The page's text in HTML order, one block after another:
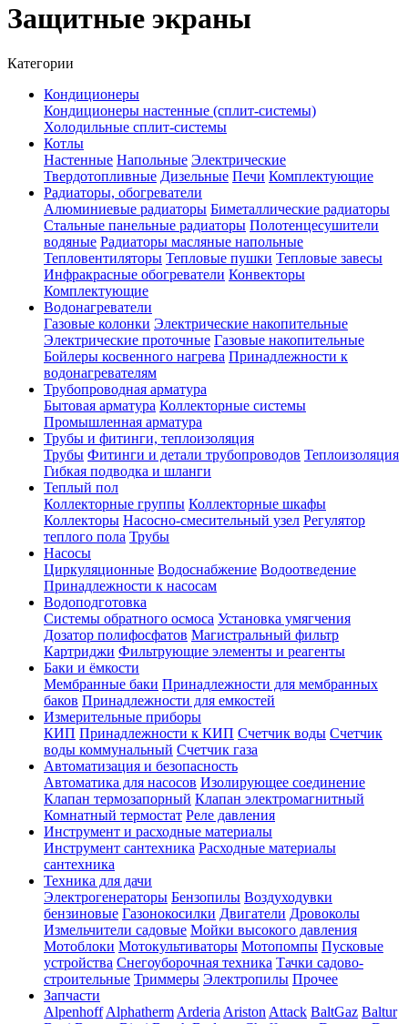
Защитные экраны
Категории
Кондиционеры
Кондиционеры настенные (сплит-системы)
Холодильные сплит-системы
Котлы
Настенные Напольные Электрические
Твердотопливные Дизельные Печи Комплектующие
Радиаторы, обогреватели
Алюминиевые радиаторы Биметаллические радиаторы
Стальные панельные радиаторы Полотенцесушители
водяные Радиаторы масляные напольные
Тепловентиляторы Тепловые пушки Тепловые завесы
Инфракрасные обогреватели Конвекторы
Комплектующие
Водонагреватели
Газовые колонки Электрические накопительные
Электрические проточные Газовые накопительные
Бойлеры косвенного нагрева Принадлежности к
водонагревателям
Трубопроводная арматура
Бытовая арматура Коллекторные системы
Промышленная арматура
Трубы и фитинги, теплоизоляция
Трубы Фитинги и детали трубопроводов Теплоизоляция
Гибкая подводка и шланги
Теплый пол
Коллекторные группы Коллекторные шкафы
Коллекторы Насосно-смесительный узел Регулятор
теплого пола Трубы
Насосы
Циркуляционные Водоснабжение Водоотведение
Принадлежности к насосам
Водоподготовка
Системы обратного осмоса Установка умягчения
Дозатор полифосфатов Магистральный фильтр
Картриджи Фильтрующие элементы и реагенты
Баки и ёмкости
Мембранные баки Принадлежности для мембранных
баков Принадлежности для емкостей
Измерительные приборы
КИП Принадлежности к КИП Счетчик воды Счетчик
воды коммунальный Счетчик газа
Автоматизация и безопасность
Автоматика для насосов Изолирующее соединение
Клапан термозапорный Клапан электромагнитный
Комнатный термостат Реле давления
Инструмент и расходные материалы
Инструмент сантехника Расходные материалы
сантехника
Техника для дачи
Электрогенераторы Бензопилы Воздуходувки
бензиновые Газонокосилки Двигатели Дровоколы
Измельчители садовые Мойки высокого давления
Мотоблоки Мотокультиваторы Мотопомпы Пусковые
устройства Снегоуборочная техника Тачки садово-
строительные Триммеры Электропилы Прочее
Запчасти
Alpenhoff Alphatherm Arderia Ariston Attack BaltGaz Baltur